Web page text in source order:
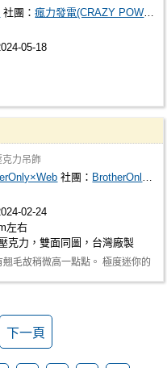
社團：瘋力發電(CRAZY POWER)
05-18
克力吊飾
社團： BrotherOnly×Web
02-24
左右
克力，雙面同圖，台灣廠製
翹毛故稍微高一點點。 極度迷你的
下一頁